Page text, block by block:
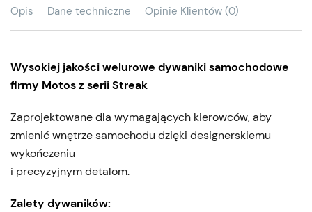
Opis Dane techniczne Opinie Klientów (0)
Wysokiej jakości welurowe dywaniki samochodowe
firmy Motos z serii Streak
Zaprojektowane dla wymagających kierowców, aby
zmienić wnętrze samochodu dzięki designerskiemu
wykończeniu
i precyzyjnym detalom.
Zalety dywaników: